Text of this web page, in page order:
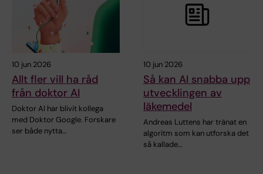
10 jun 2026
Allt fler vill ha råd
från doktor AI
Doktor AI har blivit kollega
med Doktor Google. Forskare
ser både nytta…
10 jun 2026
Så kan AI snabba upp
utvecklingen av
läkemedel
Andreas Luttens har tränat en
algoritm som kan utforska det
så kallade…